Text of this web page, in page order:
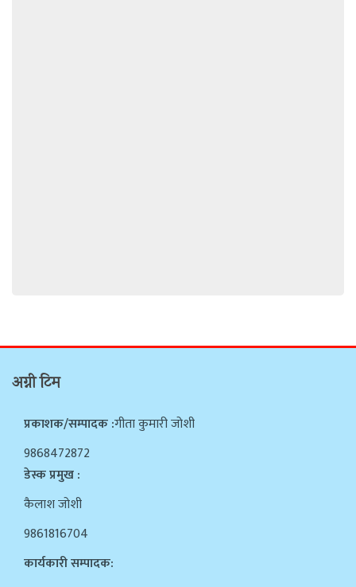
अग्नी टिम
प्रकाशक/सम्पादक :गीता कुमारी जोशी
9868472872
डेस्क प्रमुख :
कैलाश जोशी
9861816704
कार्यकारी सम्पादक: